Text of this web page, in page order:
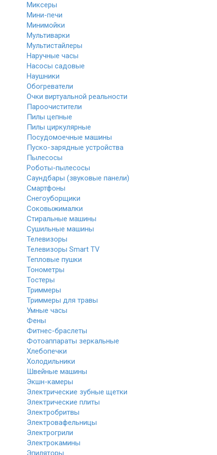
Миксеры
Мини-печи
Минимойки
Мультиварки
Мультистайлеры
Наручные часы
Насосы садовые
Наушники
Обогреватели
Очки виртуальной реальности
Пароочистители
Пилы цепные
Пилы циркулярные
Посудомоечные машины
Пуско-зарядные устройства
Пылесосы
Роботы-пылесосы
Саундбары (звуковые панели)
Смартфоны
Снегоуборщики
Соковыжималки
Стиральные машины
Сушильные машины
Телевизоры
Телевизоры Smart TV
Тепловые пушки
Тонометры
Тостеры
Триммеры
Триммеры для травы
Умные часы
Фены
Фитнес-браслеты
Фотоаппараты зеркальные
Хлебопечки
Холодильники
Швейные машины
Экшн-камеры
Электрические зубные щетки
Электрические плиты
Электробритвы
Электровафельницы
Электрогрили
Электрокамины
Эпиляторы